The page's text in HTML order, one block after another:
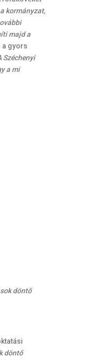
kormányzat,
majd a
a gyors
Széchenyi
a mi
döntő
döntő